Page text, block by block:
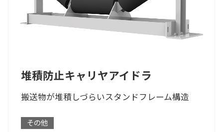
堆積防止キャリヤアイドラ
搬送物が堆積しづらいスタンドフレーム構造
その他